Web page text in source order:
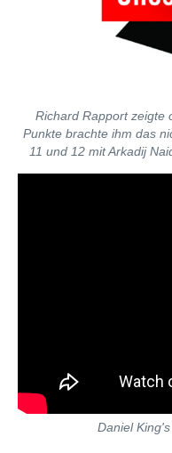
Richard Rapport zeigte
Punkte brachte ihm das
11 und 12 mit Arkadij
Daniel